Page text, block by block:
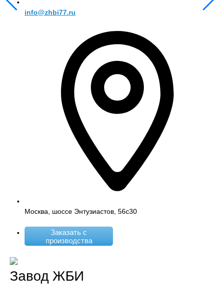
info@zhbi77.ru
Москва, шоссе Энтузиастов, 56с30
Заказать с
производства
Завод ЖБИ